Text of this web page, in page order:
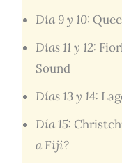
Día 9 y 10:
Días 11 y 12:
Sound
Días 13 y 14:
Día 15:
a Fiji?